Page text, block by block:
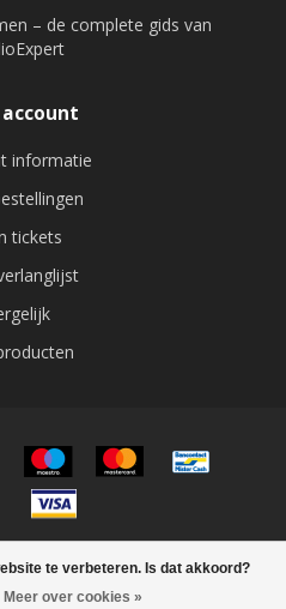
te verbeteren. Is dat akkoord?
Meer over cookies »
– de complete gids van
informatie
tickets
Audio expert